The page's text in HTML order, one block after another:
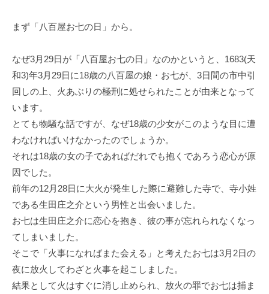
a
まず「八百屋お七の日」から。
なぜ3月29日が「八百屋お七の日」なのかというと、1683(天
和3)年3月29日に18歳の八百屋の娘・お七が、3日間の市中引
回しの上、火あぶりの極刑に処せられたことが由来となって
います。
とても物騒な話ですが、なぜ18歳の少女がこのような目に遭
わなければいけなかったのでしょうか。
それは18歳の女の子であればだれでも抱くであろう恋心が原
因でした。
前年の12月28日に大火が発生した際に避難した寺で、寺小姓
である生田庄之介という男性と出会いました。
お七は生田庄之介に恋心を抱き、彼の事が忘れられなくなっ
てしまいました。
そこで「火事になればまた会える」と考えたお七は3月2日の
夜に放火してわざと火事を起こしました。
結果として火はすぐに消し止められ、放火の罪でお七は捕ま